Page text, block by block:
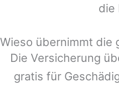
die
Wieso übernimmt die
Die Versicherung
gratis für